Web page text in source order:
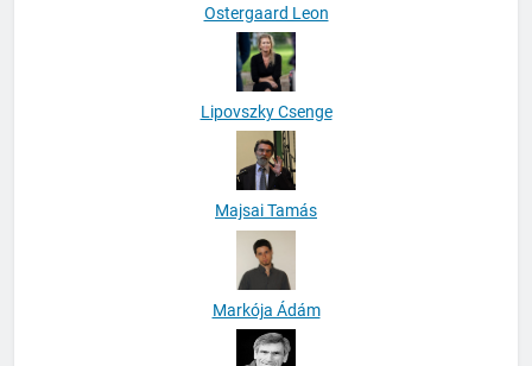
Ostergaard Leon
Lipovszky Csenge
Majsai Tamás
Markója Ádám